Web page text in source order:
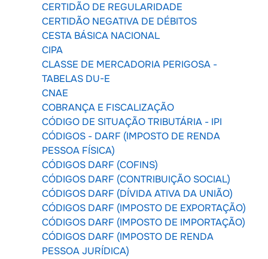
CERTIDÃO DE REGULARIDADE
CERTIDÃO NEGATIVA DE DÉBITOS
CESTA BÁSICA NACIONAL
CIPA
CLASSE DE MERCADORIA PERIGOSA -
TABELAS DU-E
CNAE
COBRANÇA E FISCALIZAÇÃO
CÓDIGO DE SITUAÇÃO TRIBUTÁRIA - IPI
CÓDIGOS - DARF (IMPOSTO DE RENDA
PESSOA FÍSICA)
CÓDIGOS DARF (COFINS)
CÓDIGOS DARF (CONTRIBUIÇÃO SOCIAL)
CÓDIGOS DARF (DÍVIDA ATIVA DA UNIÃO)
CÓDIGOS DARF (IMPOSTO DE EXPORTAÇÃO)
CÓDIGOS DARF (IMPOSTO DE IMPORTAÇÃO)
CÓDIGOS DARF (IMPOSTO DE RENDA
PESSOA JURÍDICA)